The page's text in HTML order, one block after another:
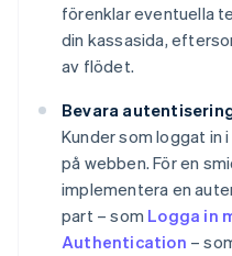
förenklar eventuella
din kassasida,
av flödet.
Bevara
Kunder som loggat in
på webben. För en
implementera en
part – som Logga in
Authentication –